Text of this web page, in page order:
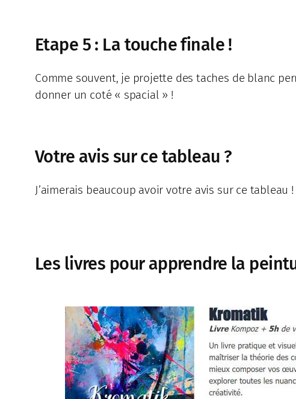
Etape 5 : La touche finale !
Comme souvent, je projette des taches de blanc
donner un coté « spacial » !
Votre avis sur ce tableau ?
J’aimerais beaucoup avoir votre avis sur ce tableau
Les livres pour apprendre la